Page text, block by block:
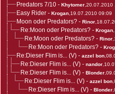
Predators 7/10 - Khytomer ,20.07.2010
Easy Rider - Krogan ,19.07.2010 09:09
Moon oder Predators? - Rinor
Re:Moon oder Predators? - Krogan
Re:Moon oder Predators? - Rinor
Re:Moon oder Predators? -
Re:Dieser Flim is... (V) - azzel bon
Re:Dieser Flim is... (V) - nandor
Re:Dieser Flim is... (V) - Blonder
Re:Dieser Flim is... (V) - azzel bon
Re:Dieser Flim is... (V) - Blonder